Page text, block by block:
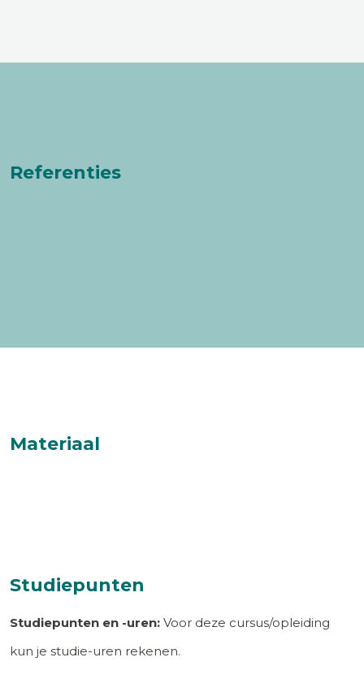
Referenties
Materiaal
Studiepunten
Studiepunten en -uren: Voor deze cursus/opleiding
kun je studie-uren rekenen.